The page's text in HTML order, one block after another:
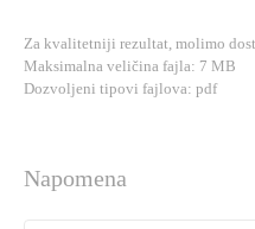
Za kvalitetniji rezultat, molimo
Maksimalna veličina fajla: 7 MB
Dozvoljeni tipovi fajlova: pdf
Napomena